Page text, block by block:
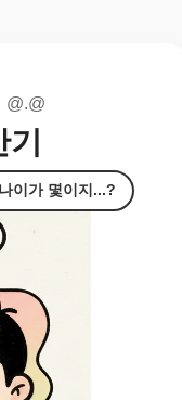
@.@
이가 몇이지...?